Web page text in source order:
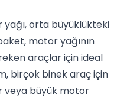
yağı, orta büyüklükteki
motor yağının
araçlar için ideal
birçok binek araç için
veya büyük motor